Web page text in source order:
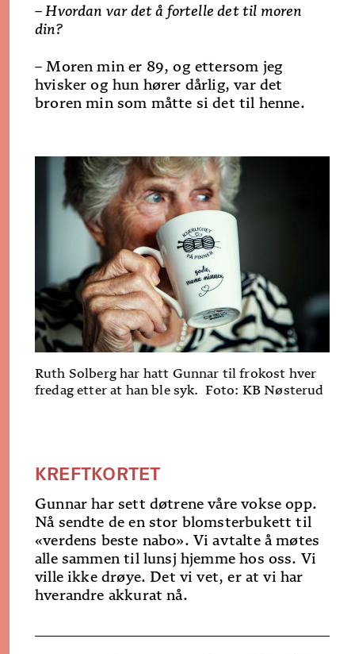
– Hvordan var det å fortelle det til moren
din?
– Moren min er 89, og ettersom jeg
hvisker og hun hører dårlig, var det
broren min som måtte si det til henne.
Ruth Solberg har hatt Gunnar til frokost hver
fredag etter at han ble syk. Foto: KB Nøsterud
KREFTKORTET
Gunnar har sett døtrene våre vokse opp.
Nå sendte de en stor blomsterbukett til
«verdens beste nabo». Vi avtalte å møtes
alle sammen til lunsj hjemme hos oss. Vi
ville ikke drøye. Det vi vet, er at vi har
hverandre akkurat nå.